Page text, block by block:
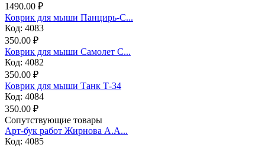
1490.00 ₽
Коврик для мыши Панцирь-С...
Код: 4083
350.00 ₽
Коврик для мыши Самолет С...
Код: 4082
350.00 ₽
Коврик для мыши Танк Т-34
Код: 4084
350.00 ₽
Сопутствующие товары
Арт-бук работ Жирнова А.А...
Код: 4085